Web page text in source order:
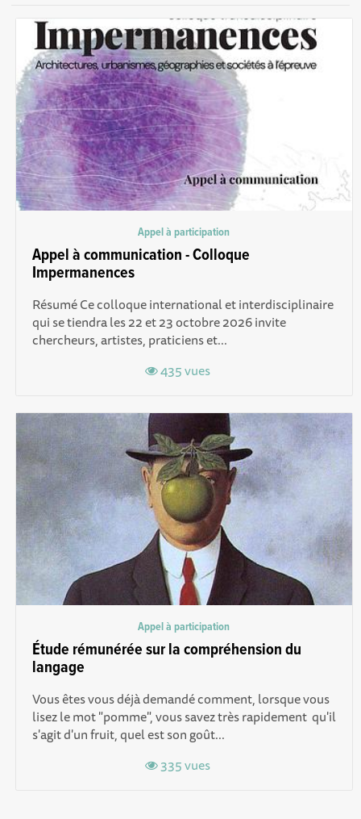
Appel à participation
Appel à communication - Colloque
Impermanences
Résumé Ce colloque international et interdisciplinaire
qui se tiendra les 22 et 23 octobre 2026 invite
chercheurs, artistes, praticiens et...
435 vues
Appel à participation
Étude rémunérée sur la compréhension du
langage
Vous êtes vous déjà demandé comment, lorsque vous
lisez le mot "pomme", vous savez très rapidement qu'il
s'agit d'un fruit, quel est son goût...
335 vues